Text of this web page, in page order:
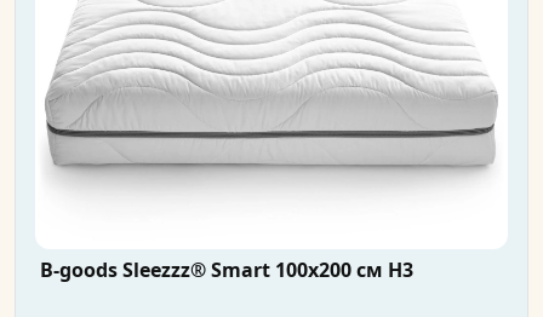
B-goods Sleezzz® Smart 100x200 см H3